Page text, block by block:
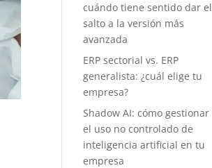
cuándo tiene sentido dar el
salto a la versión más
avanzada
ERP sectorial vs. ERP
generalista: ¿cuál elige tu
empresa?
Shadow AI: cómo gestionar
el uso no controlado de
inteligencia artificial en tu
empresa